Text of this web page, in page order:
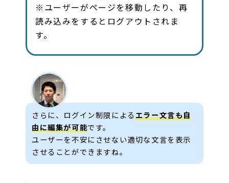
※ユーザーがページを移動したり、再
読み込みをするとログアウトされま
す。
さらに、ログイン制限によるエラー文言も自
由に編集が可能です。
ユーザーを不安にさせない適切な文言を表示
させることができますね。